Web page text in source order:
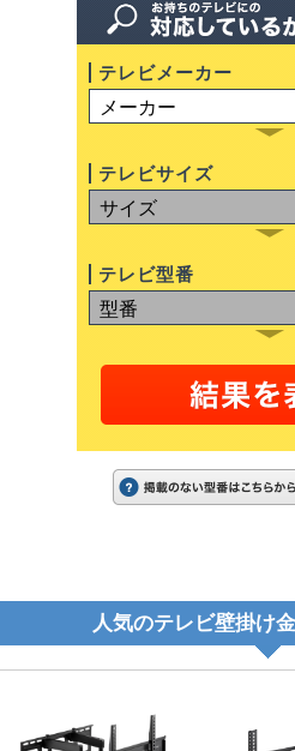
テレビメーカー
テレビサイズ
テレビ型番
人気のテレビ壁掛け